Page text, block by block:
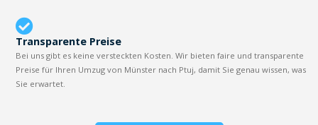
Transparente Preise
Bei uns gibt es keine versteckten Kosten. Wir bieten faire und transparente
Preise für Ihren Umzug von Münster nach Ptuj, damit Sie genau wissen, was
Sie erwartet.